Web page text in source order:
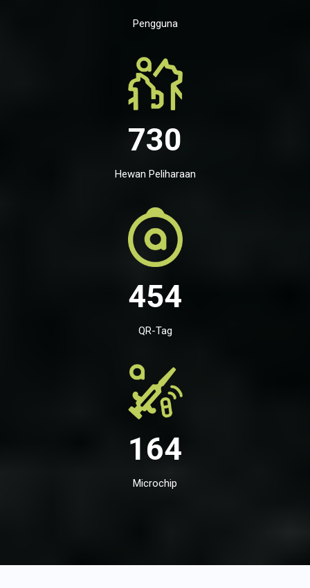
Pengguna
730
Hewan Peliharaan
454
QR-Tag
164
Microchip